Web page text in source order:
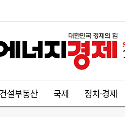
건설부동산 국제 정치·경제